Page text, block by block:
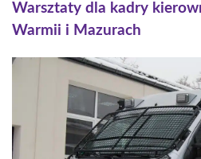
Warsztaty dla kadry
Warmii i Mazurach